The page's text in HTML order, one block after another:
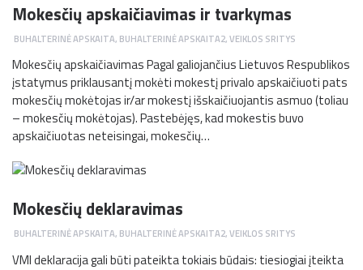
Mokesčių apskaičiavimas ir tvarkymas
BUHALTERINĖ APSKAITA, BUHALTERINĖ APSKAITA2,VEIKLOS SRITYS
Mokesčių apskaičiavimas Pagal galiojančius Lietuvos Respublikos
įstatymus priklausantį mokėti mokestį privalo apskaičiuoti pats
mokesčių mokėtojas ir/ar mokestį išskaičiuojantis asmuo (toliau
– mokesčių mokėtojas). Pastebėjęs, kad mokestis buvo
apskaičiuotas neteisingai, mokesčių…
Mokesčių deklaravimas
BUHALTERINĖ APSKAITA, BUHALTERINĖ APSKAITA2,VEIKLOS SRITYS
VMI deklaracija gali būti pateikta tokiais būdais: tiesiogiai įteikta